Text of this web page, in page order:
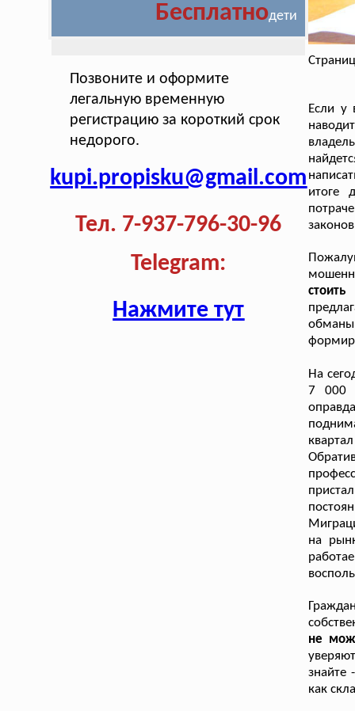
Бесплатнодети
Позвоните и оформите
легальную временную
регистрацию за короткий срок
недорого.
kupi.propisku@gmail.com
Тел. 7-937-796-30-96
Telegram:
Нажмите тут
Если у
итоге
На
7 000
на
не
знайте
как